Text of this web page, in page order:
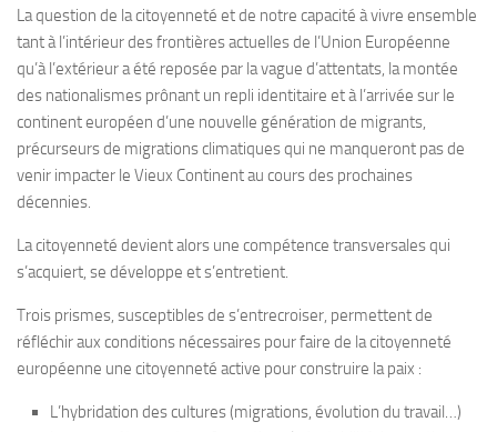
La question de la citoyenneté et de notre capacité à vivre ensemble
tant à l’intérieur des frontières actuelles de l’Union Européenne
qu’à l’extérieur a été reposée par la vague d’attentats, la montée
des nationalismes prônant un repli identitaire et à l’arrivée sur le
continent européen d’une nouvelle génération de migrants,
précurseurs de migrations climatiques qui ne manqueront pas de
venir impacter le Vieux Continent au cours des prochaines
décennies.
La citoyenneté devient alors une compétence transversales qui
s’acquiert, se développe et s’entretient.
Trois prismes, susceptibles de s’entrecroiser, permettent de
réfléchir aux conditions nécessaires pour faire de la citoyenneté
européenne une citoyenneté active pour construire la paix :
L’hybridation des cultures (migrations, évolution du travail…)